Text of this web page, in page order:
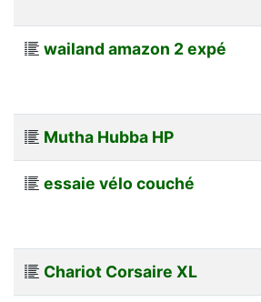
wailand amazon 2 expé
Mutha Hubba HP
essaie vélo couché
Chariot Corsaire XL